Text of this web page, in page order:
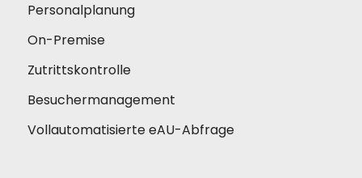
Personalplanung
On-Premise
Zutrittskontrolle
Besuchermanagement
Vollautomatisierte eAU-Abfrage